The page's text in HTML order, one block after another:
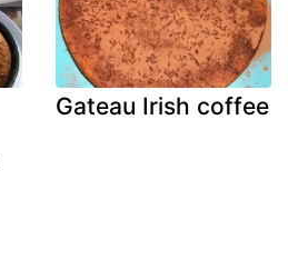
Gateau Irish coffee